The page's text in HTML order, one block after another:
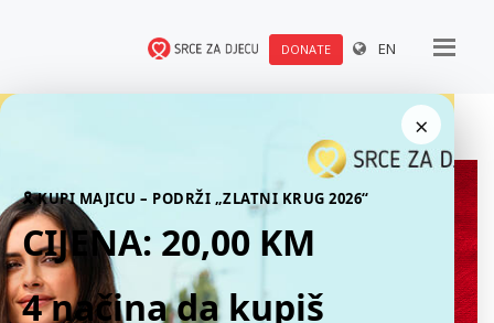
DONATE EN
×
🎗 KUPI MAJICU – PODRŽI „ZLATNI KRUG 2026“
CIJENA: 20,00 KM
4 načina da kupiš